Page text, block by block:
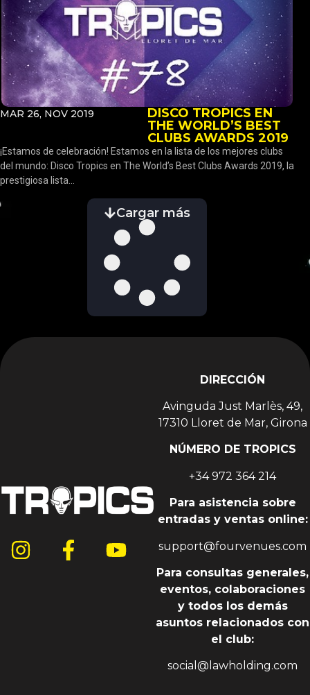
MAR 26, NOV 2019
DISCO TROPICS EN
THE WORLD’S BEST
CLUBS AWARDS 2019
¡Estamos de celebración! Estamos en la lista de los mejores clubs
del mundo: Disco Tropics en The World’s Best Clubs Awards 2019, la
prestigiosa lista...
Cargar más
DIRECCIÓN
Avinguda Just Marlès, 49,
17310 Lloret de Mar, Girona
NÚMERO DE TROPICS
+34 972 364 214
Para asistencia sobre
entradas y ventas online:
support@fourvenues.com
Para consultas generales,
eventos, colaboraciones
y todos los demás
asuntos relacionados con
el club:
social@lawholding.com